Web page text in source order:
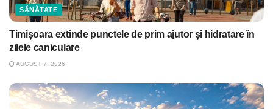
SĂNĂTATE
Timișoara extinde punctele de prim ajutor și hidratare în
zilele caniculare
AUGUST 7, 2026